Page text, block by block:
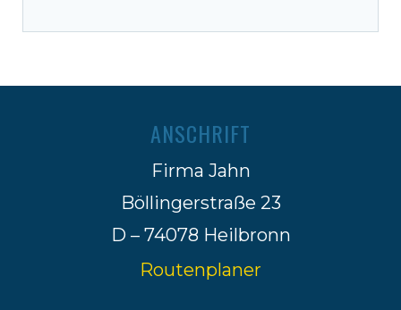
ANSCHRIFT
Firma Jahn
Böllingerstraße 23
D – 74078 Heilbronn
Routenplaner